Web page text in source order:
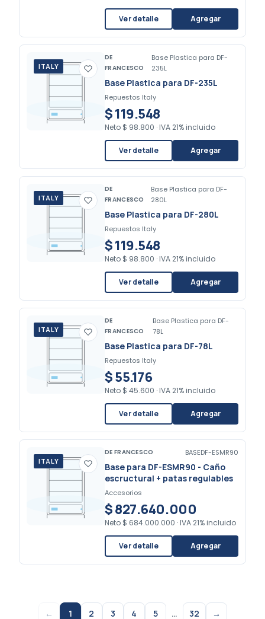
Ver detalle Agregar
ITALY
DE
FRANCESCO
Base Plastica para DF-
235L
Base Plastica para DF-235L
Repuestos Italy
$ 119.548
Neto $ 98.800 · IVA 21% incluido
Ver detalle Agregar
ITALY
DE
FRANCESCO
Base Plastica para DF-
280L
Base Plastica para DF-280L
Repuestos Italy
$ 119.548
Neto $ 98.800 · IVA 21% incluido
Ver detalle Agregar
ITALY
DE
FRANCESCO
Base Plastica para DF-
78L
Base Plastica para DF-78L
Repuestos Italy
$ 55.176
Neto $ 45.600 · IVA 21% incluido
Ver detalle Agregar
ITALY
DE FRANCESCO BASEDF-ESMR90
Base para DF-ESMR90 - Caño
escructural + patas regulables
Accesorios
$ 827.640.000
Neto $ 684.000.000 · IVA 21% incluido
Ver detalle Agregar
← 1 2 3 4 5 … 32 →